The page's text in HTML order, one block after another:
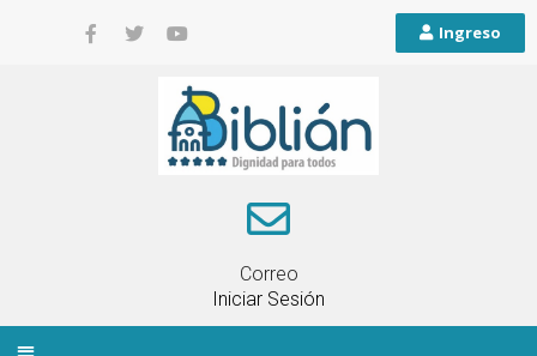
Ingreso
Correo
Iniciar Sesión